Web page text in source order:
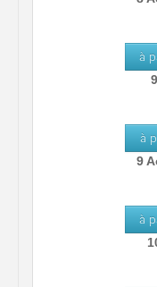
à
à
9
à